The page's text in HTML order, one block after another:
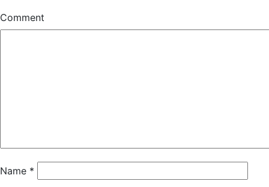
Comment
Name *